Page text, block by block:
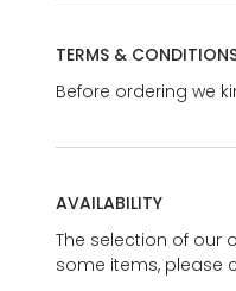
TERMS &
Before ordering we
AVAILABILITY
The selection of our
some items, please